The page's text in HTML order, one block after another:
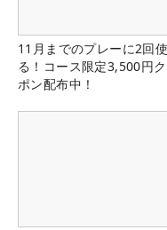
11月までのプレーに2回
る！コース限定3,500円
ポン配布中！